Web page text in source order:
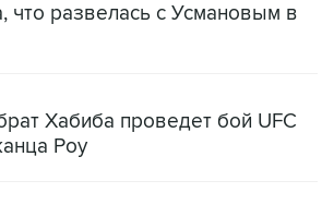
что развелась с Усмановым в
Хабиба проведет бой UFC
Роу